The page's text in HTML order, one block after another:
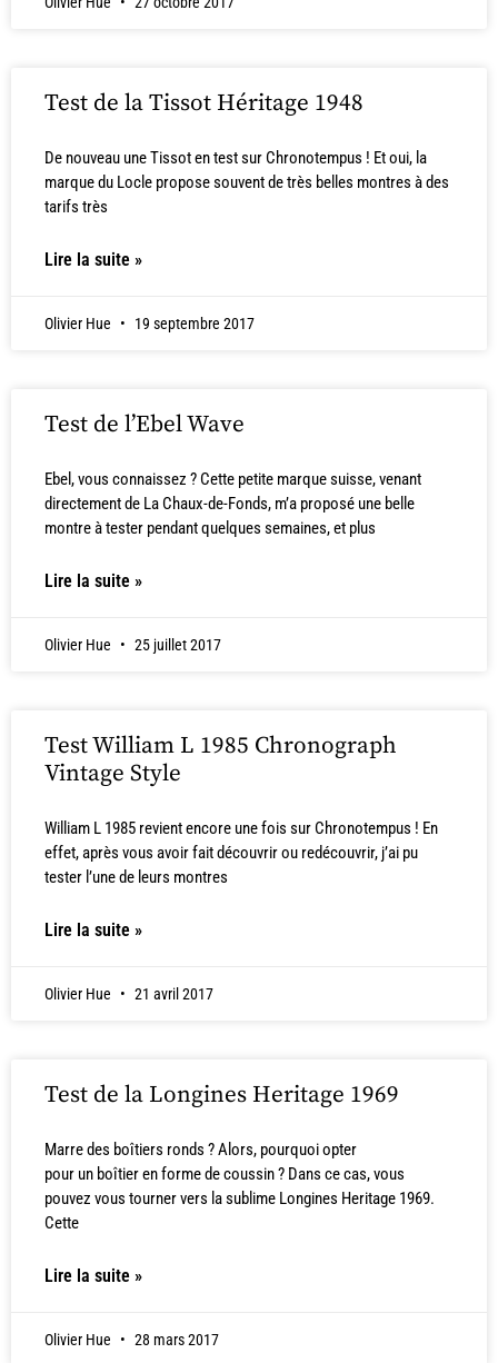
Test de la Tissot Héritage 1948
De nouveau une Tissot en test sur Chronotempus ! Et oui, la
marque du Locle propose souvent de très belles montres à des
tarifs très
Lire la suite »
Olivier Hue 19 septembre 2017
Test de l’Ebel Wave
Ebel, vous connaissez ? Cette petite marque suisse, venant
directement de La Chaux-de-Fonds, m’a proposé une belle
montre à tester pendant quelques semaines, et plus
Lire la suite »
Olivier Hue 25 juillet 2017
Test William L 1985 Chronograph
Vintage Style
William L 1985 revient encore une fois sur Chronotempus ! En
effet, après vous avoir fait découvrir ou redécouvrir, j’ai pu
tester l’une de leurs montres
Lire la suite »
Olivier Hue 21 avril 2017
Test de la Longines Heritage 1969
Marre des boîtiers ronds ? Alors, pourquoi opter
pour un boîtier en forme de coussin ? Dans ce cas, vous
pouvez vous tourner vers la sublime Longines Heritage 1969.
Cette
Lire la suite »
Olivier Hue 28 mars 2017